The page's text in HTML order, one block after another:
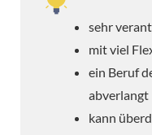
sehr
mit viel
ein Beruf
abverlangt
kann